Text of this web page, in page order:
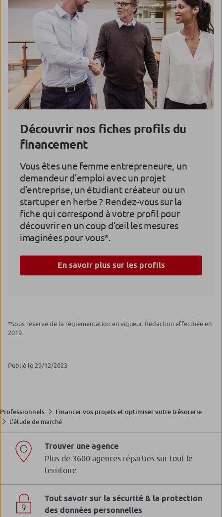
Découvrir nos fiches profils du
financement
Vous êtes une femme entrepreneure, un
demandeur d’emploi avec un projet
d’entreprise, un étudiant créateur ou un
startuper en herbe ? Rendez-vous sur la
fiche qui correspond à votre profil pour
découvrir en un coup d’œil les mesures
imaginées pour vous*.
En savoir plus sur les profils
*Sous réserve de la règlementation en vigueur. Rédaction effectuée en
2019.
Publié le 29/12/2023
Professionnels
Financer vos projets et optimiser votre trésorerie
L'étude de marché
Trouver une agence
Plus de 3600 agences réparties sur tout le
territoire
Tout savoir sur la sécurité & la protection
des données personnelles